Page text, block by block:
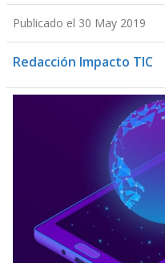
Publicado el 30 May 2019
Redacción Impacto TIC